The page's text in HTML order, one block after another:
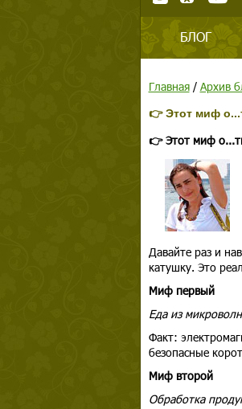
БЛОГ
Главная/ Архив
👉 Этот миф
👉 Этот миф
Давайте раз и
катушку. Это
Миф первый
Еда из
Факт:
безопасные
Миф второй
Обработка